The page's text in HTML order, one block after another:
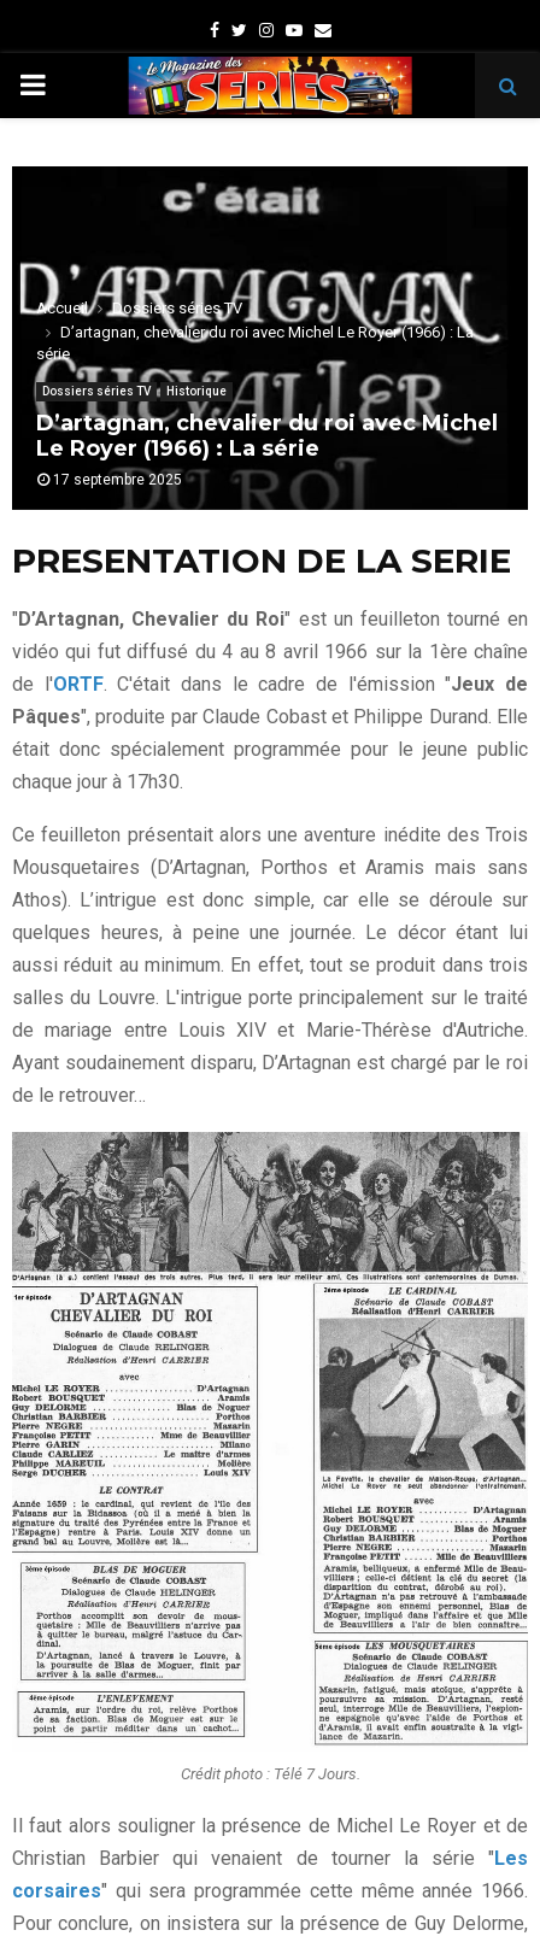
Facebook
TwitterInstagram
Youtube
Email
PRIMARY
Accueil
Dossiers séries TV
D’artagnan, chevalier du roi avec Michel Le Royer (1966) : La
série
Dossiers séries TV Historique
D’artagnan, chevalier du roi avec Michel
Le Royer (1966) : La série
17 septembre 2025
PRESENTATION DE LA SERIE
"D’Artagnan, Chevalier du Roi" est un feuilleton tourné en
vidéo qui fut diffusé du 4 au 8 avril 1966 sur la 1ère chaîne
de l'ORTF. C'était dans le cadre de l'émission "Jeux de
Pâques", produite par Claude Cobast et Philippe Durand. Elle
était donc spécialement programmée pour le jeune public
chaque jour à 17h30.
Ce feuilleton présentait alors une aventure inédite des Trois
Mousquetaires (D’Artagnan, Porthos et Aramis mais sans
Athos). L’intrigue est donc simple, car elle se déroule sur
quelques heures, à peine une journée. Le décor étant lui
aussi réduit au minimum. En effet, tout se produit dans trois
salles du Louvre. L'intrigue porte principalement sur le traité
de mariage entre Louis XIV et Marie-Thérèse d'Autriche.
Ayant soudainement disparu, D’Artagnan est chargé par le roi
de le retrouver…
Crédit photo : Télé 7 Jours.
Il faut alors souligner la présence de Michel Le Royer et de
Christian Barbier qui venaient de tourner la série "Les
corsaires" qui sera programmée cette même année 1966.
Pour conclure, on insistera sur la présence de Guy Delorme,